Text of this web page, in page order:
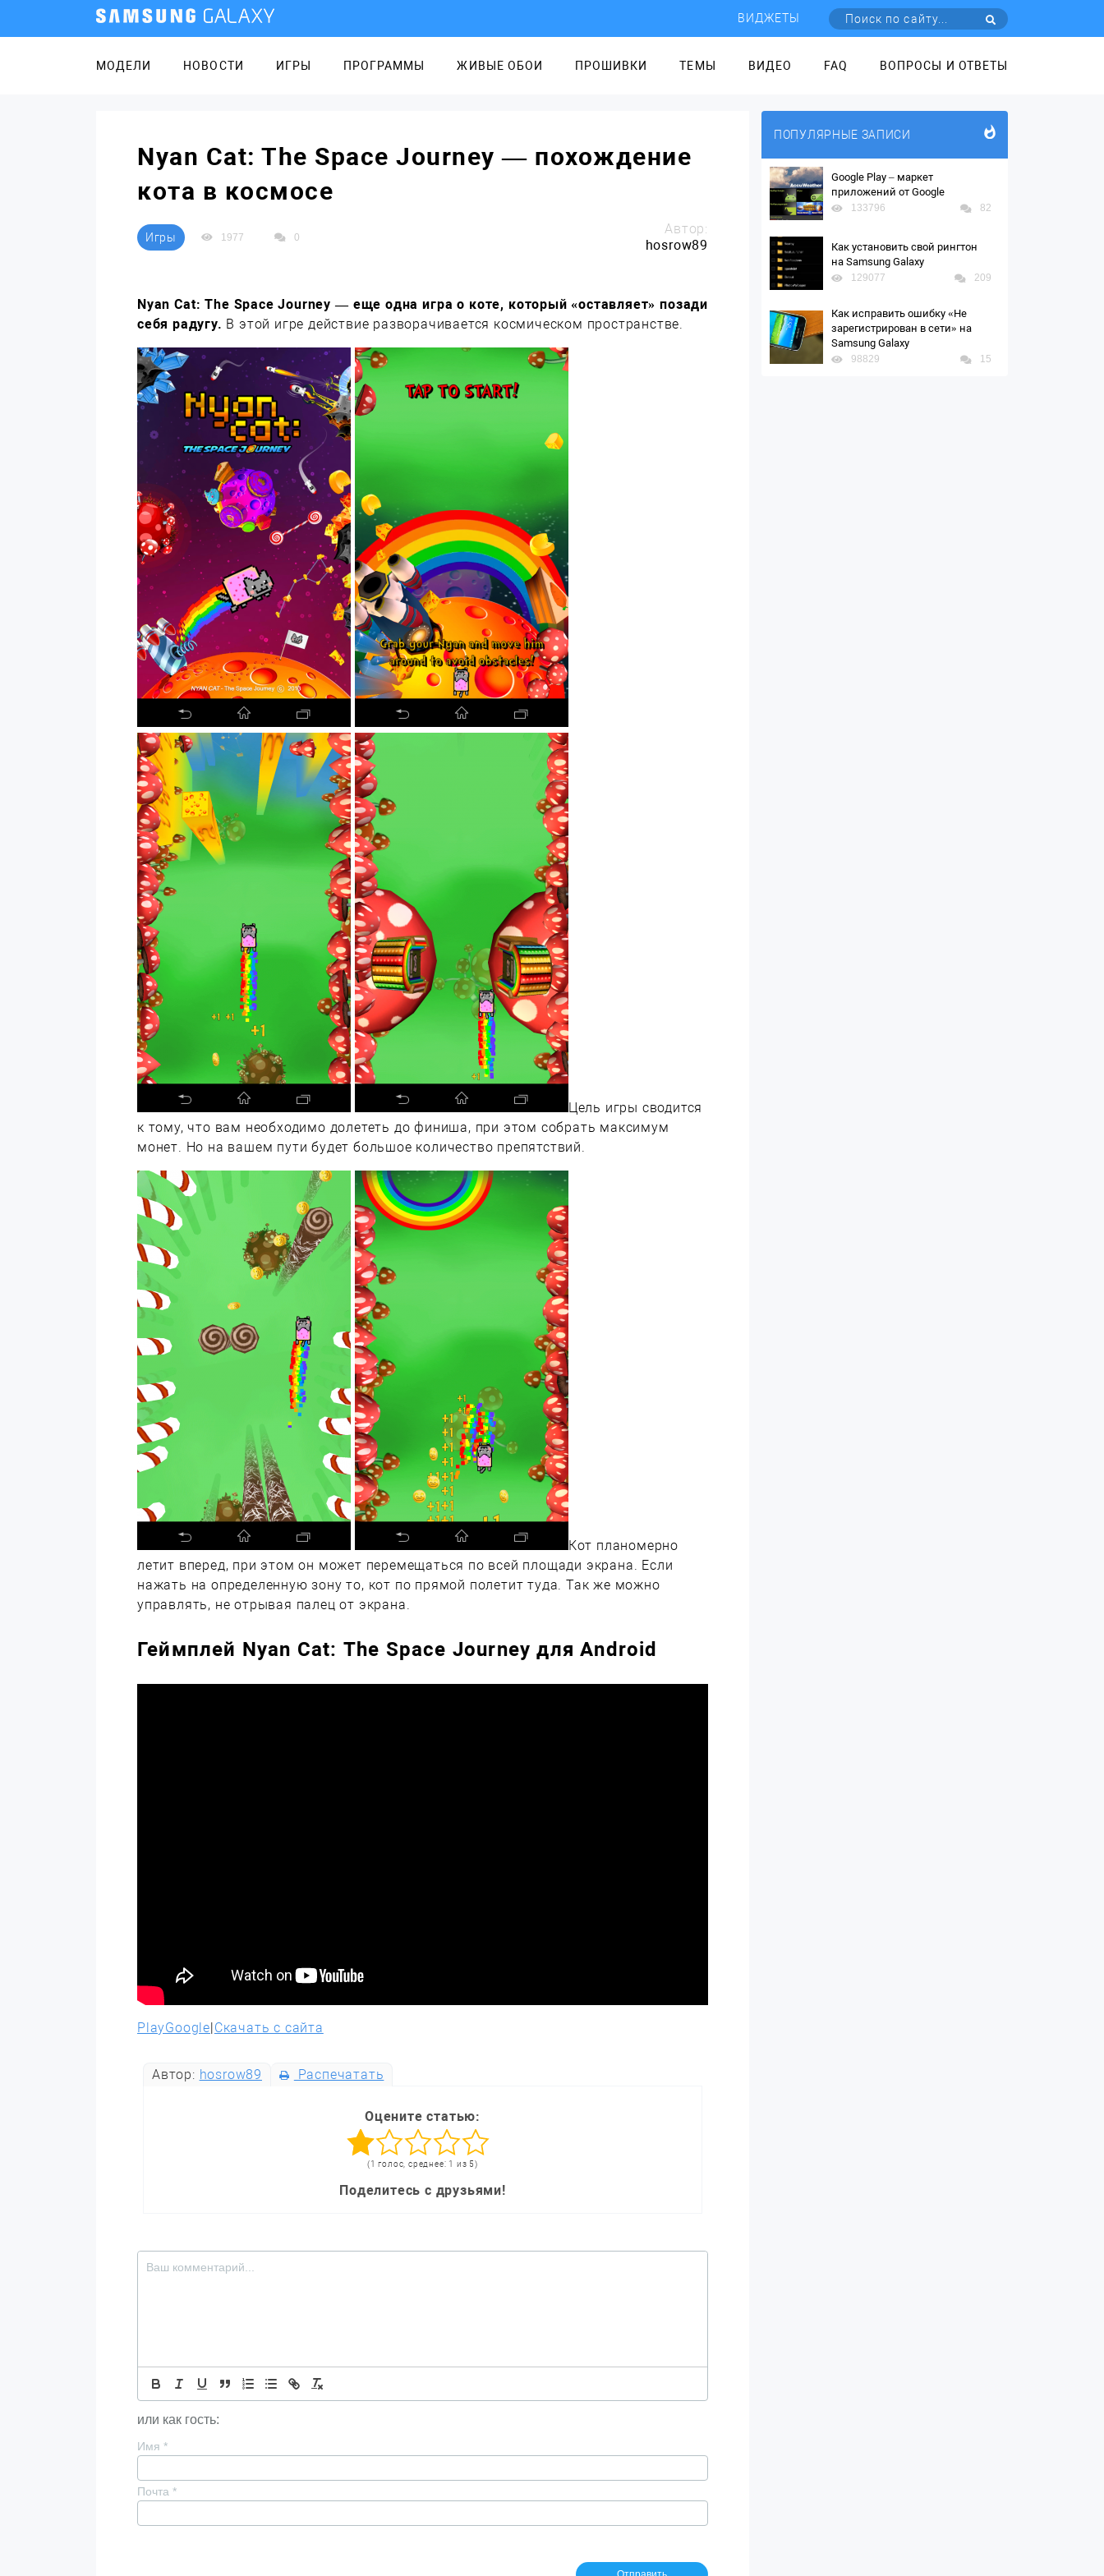
ВИДЖЕТЫ
МОДЕЛИ НОВОСТИ ИГРЫ ПРОГРАММЫ ЖИВЫЕ ОБОИ ПРОШИВКИ ТЕМЫ ВИДЕО FAQ ВОПРОСЫ И ОТВЕТЫ
Nyan Cat: The Space Journey — похождение
кота в космосе
Игры 1977 0
Автор:
hosrow89
Nyan Cat: The Space Journey — еще одна игра о коте, который «оставляет» позади
себя радугу. В этой игре действие разворачивается космическом пространстве.
Цель игры сводится
к тому, что вам необходимо долететь до финиша, при этом собрать максимум
монет. Но на вашем пути будет большое количество препятствий.
Кот планомерно
летит вперед, при этом он может перемещаться по всей площади экрана. Если
нажать на определенную зону то, кот по прямой полетит туда. Так же можно
управлять, не отрывая палец от экрана.
Геймплей Nyan Cat: The Space Journey для Android
PlayGoogle|Скачать с сайта
Автор: hosrow89 Распечатать
Оцените статью:
(1 голос, среднее: 1 из 5)
Поделитесь с друзьями!
или как гость:
Имя *
Почта *
ПОПУЛЯРНЫЕ ЗАПИСИ
Google Play – маркет
приложений от Google
133796 82
Как установить свой рингтон
на Samsung Galaxy
129077 209
Как исправить ошибку «Не
зарегистрирован в сети» на
Samsung Galaxy
98829 15